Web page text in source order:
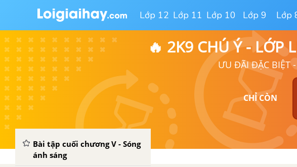
Lớp 12 Lớp 11 Lớp 10 Lớp 9 Lớp
🔥 2K9 CHÚ Ý - LỚP
ƯU ĐÃI ĐẶC BIỆT
CHỈ CÒN
Bài 25 : Giao thoa ánh sáng
Bài 26: Các loại quang phổ
Bài 27: Tia hồng ngoại và tia
tử ngoại
Bài 28: Tia X
Bài tập cuối chương V - Sóng
ánh sáng